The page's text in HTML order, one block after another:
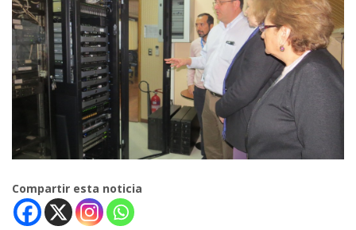
Compartir esta noticia